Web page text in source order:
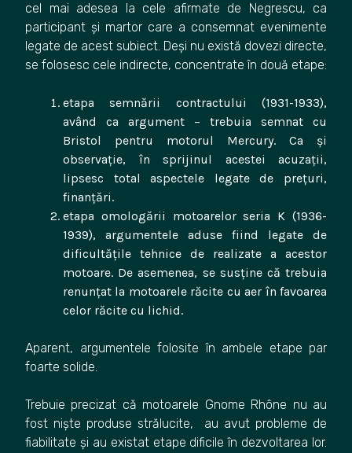
cel mai adesea la cele afirmate de Negrescu, ca
participant și martor care a consemnat evenimente
legate de acest subiect. Deși nu există dovezi directe,
se folosesc cele indirecte, concentrate în două etape:
etapa semnării contractului (1931-1933),
având ca argument – trebuia semnat cu
Bristol pentru motorul Mercury. Ca și
observație, în sprijinul acestei acuzații,
lipsesc total aspectele legate de prețuri,
finanțări.
etapa omologării motoarelor seria K (1936-
1939), argumentele aduse fiind legate de
dificultățile tehnice de realizate a acestor
motoare. De asemenea, se susține că trebuia
renunțat la motoarele răcite cu aer în favoarea
celor răcite cu lichid.
Aparent, argumentele folosite în ambele etape par
foarte solide.
Trebuie precizat că motoarele Gnome Rhône nu au
fost niște produse strălucite, au avut probleme de
fiabilitate și au existat etape dificile în dezvoltarea lor.